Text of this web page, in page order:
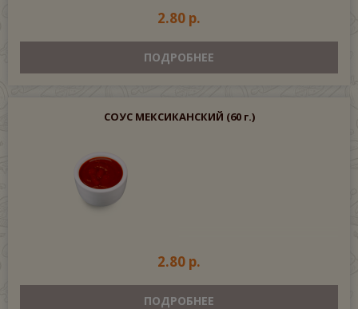
2.80 р.
ПОДРОБНЕЕ
СОУС МЕКСИКАНСКИЙ (60 г.)
2.80 р.
ПОДРОБНЕЕ